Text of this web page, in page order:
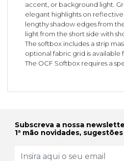
accent, or background light.
elegant highlights on
lengthy shadow edges from
light from the short side with
The softbox includes a strip
optional fabric grid is available
The OCF Softbox requires a
Subscreva a nossa
1ª mão novidades,